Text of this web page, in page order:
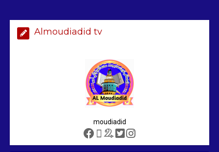
Almoudiadid tv
moudiadid
sénégalais au Maroc : mandat
international en cause
2 min 208
Sénégal – FMI : les discussions se
poursuivent autour du rapport ROSC